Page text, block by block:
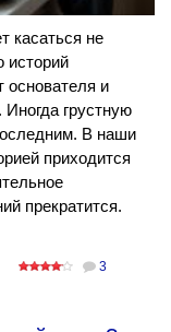
касаться не
историй
и
грустную
В наши
приходится
прекратится.
3